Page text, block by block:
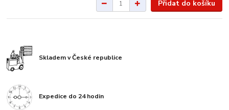
Přidat do košíku
Skladem v České republice
Expedice do 24 hodin